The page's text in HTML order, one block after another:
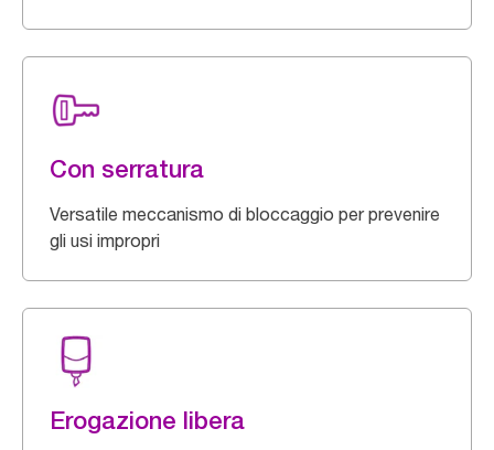
Con serratura
Versatile meccanismo di bloccaggio per prevenire
gli usi impropri
Erogazione libera